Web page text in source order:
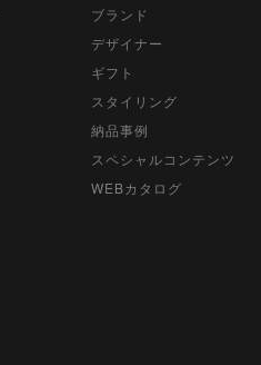
ブランド
デザイナー
ギフト
スタイリング
納品事例
スペシャルコンテンツ
WEBカタログ